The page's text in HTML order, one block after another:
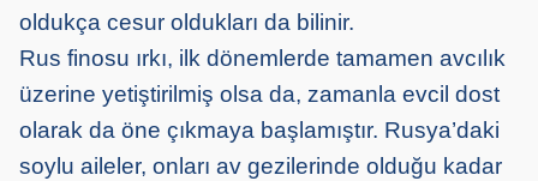
oldukça cesur oldukları da bilinir.
Rus finosu ırkı, ilk dönemlerde tamamen avcılık
üzerine yetiştirilmiş olsa da, zamanla evcil dost
olarak da öne çıkmaya başlamıştır. Rusya’daki
soylu aileler, onları av gezilerinde olduğu kadar